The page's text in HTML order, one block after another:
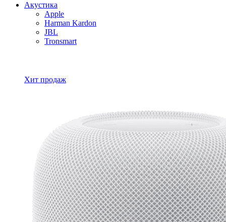
Акустика
Apple
Harman Kardon
JBL
Tronsmart
Хит продаж